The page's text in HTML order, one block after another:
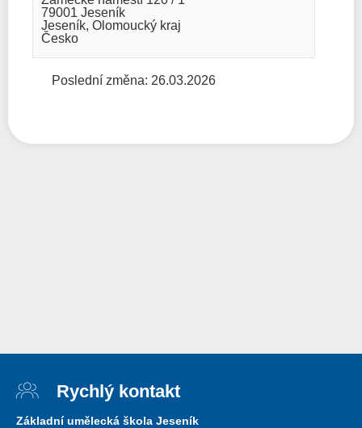
79001 Jeseník
Jeseník, Olomoucký kraj
Česko
Poslední změna: 26.03.2026
Rychlý kontakt
Základní umělecká škola Jeseník